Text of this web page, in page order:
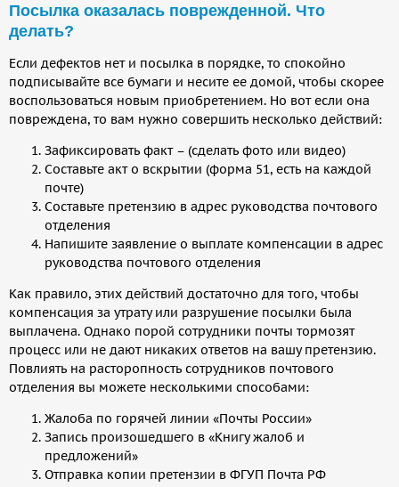
Посылка оказалась поврежденной. Что
делать?
Если дефектов нет и посылка в порядке, то спокойно
подписывайте все бумаги и несите ее домой, чтобы скорее
воспользоваться новым приобретением. Но вот если она
повреждена, то вам нужно совершить несколько действий:
Зафиксировать факт – (сделать фото или видео)
Составьте акт о вскрытии (форма 51, есть на каждой
почте)
Составьте претензию в адрес руководства почтового
отделения
Напишите заявление о выплате компенсации в адрес
руководства почтового отделения
Как правило, этих действий достаточно для того, чтобы
компенсация за утрату или разрушение посылки была
выплачена. Однако порой сотрудники почты тормозят
процесс или не дают никаких ответов на вашу претензию.
Повлиять на расторопность сотрудников почтового
отделения вы можете несколькими способами:
Жалоба по горячей линии «Почты России»
Запись произошедшего в «Книгу жалоб и
предложений»
Отправка копии претензии в ФГУП Почта РФ